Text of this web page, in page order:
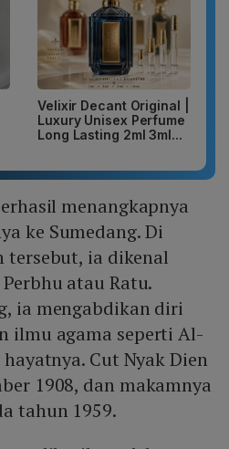
Velixir Decant Original |
Luxury Unisex Perfume
Long Lasting 2ml 3ml...
menangkapnya
ke Sumedang. Di
tersebut, ia dikenal
atau Ratu.
ia mengabdikan diri
ilmu agama seperti Al-
Cut Nyak Dien
1908, dan makamnya
tahun 1959.